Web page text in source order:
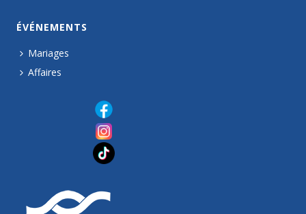
ÉVÉNEMENTS
Mariages
Affaires